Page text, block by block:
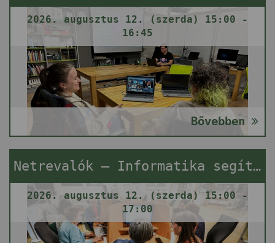
2026. augusztus 12. (szerda) 15:00 -
16:45
Bővebben
Netrevalók – Informatika segítségnyújtás
2026. augusztus 12. (szerda) 15:00 -
17:00